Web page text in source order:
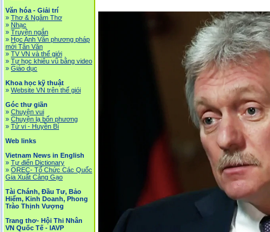
Văn hóa - Giải trí
» Thơ & Ngâm Thơ
» Nhạc
» Truyện ngắn
» Học Anh Văn phương pháp
mới Tân Văn
» TV VN và thế giới
» Tự học khiêu vũ bằng video
» Giáo dục
Khoa học kỹ thuật
» Website VN trên thế giói
Góc thư giãn
» Chuyện vui
» Chuyện lạ bốn phương
» Tử vi - Huyền Bí
Web links
Vietnam News in English
» Tự điển Dictionary
» OREC- Tố Chức Các Quốc
Gia Xuất Cảng Gạo
Tài Chánh, Đầu Tư, Bảo
Hiểm, Kinh Doanh, Phong
Trào Thịnh Vượng
Trang thơ- Hội Thi Nhân
VN Quốc Tế - IAVP